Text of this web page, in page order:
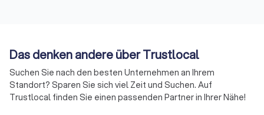
der Handwerkskammern
effizienter und effektiver
werden.
Das denken andere über Trustlocal
Suchen Sie nach den besten Unternehmen an Ihrem
Standort? Sparen Sie sich viel Zeit und Suchen. Auf
Trustlocal finden Sie einen passenden Partner in Ihrer Nähe!